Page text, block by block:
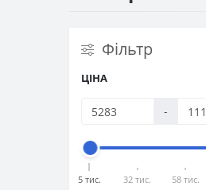
Фільтр
ЦІНА
-
5 тис. 32 тис. 58 тис.